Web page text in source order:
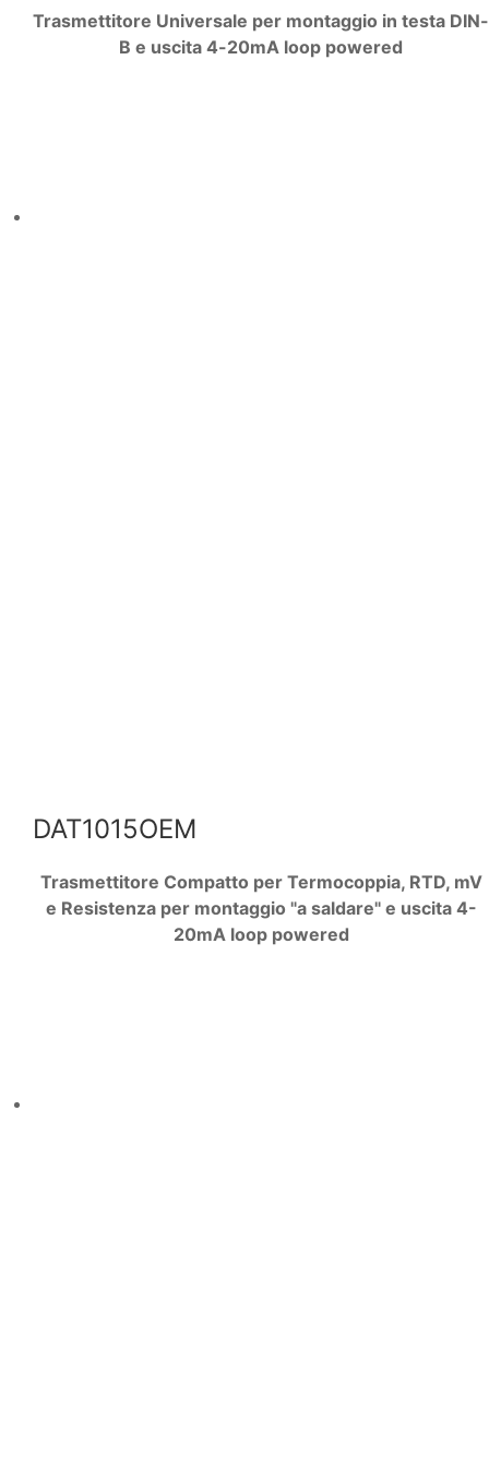
Trasmettitore Universale per montaggio in testa DIN-
B e uscita 4-20mA loop powered
DAT1015OEM
Trasmettitore Compatto perTermocoppia, RTD, mV
e Resistenza per montaggio "a saldare" e uscita 4-
20mA loop powered